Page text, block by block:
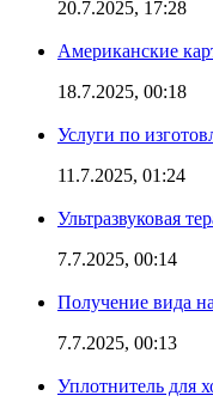
20.7.2025, 17:28
Американские
18.7.2025, 00:18
Услуги по
11.7.2025, 01:24
Ультразвуковая
7.7.2025, 00:14
Получение вида
7.7.2025, 00:13
Уплотнитель для